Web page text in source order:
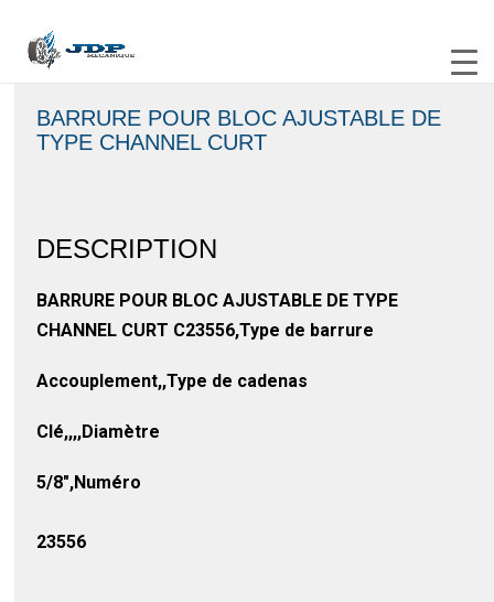
BARRURE POUR BLOC AJUSTABLE DE
TYPE CHANNEL CURT
DESCRIPTION
BARRURE POUR BLOC AJUSTABLE DE TYPE
CHANNEL CURT C23556,Type de barrure
Accouplement,,Type de cadenas
Clé,,,,Diamètre
5/8″,Numéro
23556